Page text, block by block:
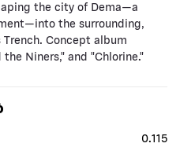
the city of Dema—a
the surrounding,
Concept album
Niners," and "Chlorine."
0.115